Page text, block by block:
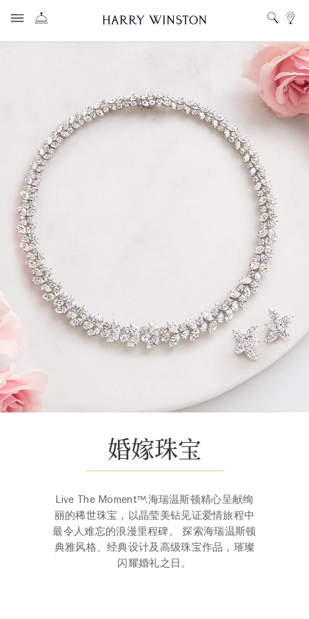
婚嫁珠宝
Live The Moment™.海瑞温斯顿精心呈献绚
丽的稀世珠宝，以晶莹美钻见证爱情旅程中
最令人难忘的浪漫里程碑。 探索海瑞温斯顿
典雅风格、经典设计及高级珠宝作品，璀璨
闪耀婚礼之日。